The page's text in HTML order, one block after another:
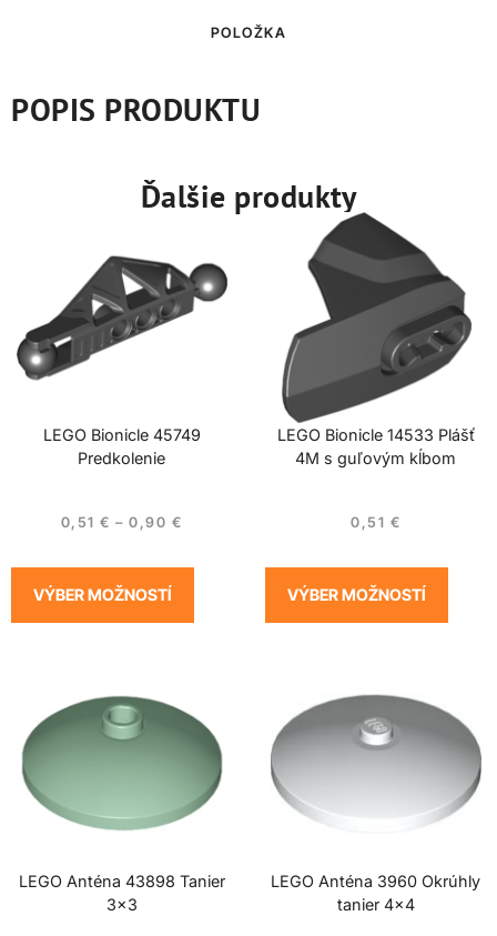
POLOŽKA
POPIS PRODUKTU
Ďalšie produkty
LEGO Bionicle 45749
Predkolenie
0,51€ – 0,90 €
VÝBER MOŽNOSTÍ
LEGO Bionicle 14533 Plášť
4M s guľovým kĺbom
0,51 €
VÝBER MOŽNOSTÍ
LEGO Anténa 43898 Tanier
3×3
LEGO Anténa 3960 Okrúhly
tanier 4×4